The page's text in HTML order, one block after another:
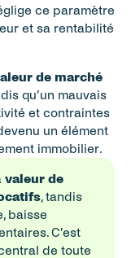
ce paramètre
et sa rentabilité
de marché
qu’un mauvais
et contraintes
un élément
immobilier.
valeur de
, tandis
baisse
C’est
de toute